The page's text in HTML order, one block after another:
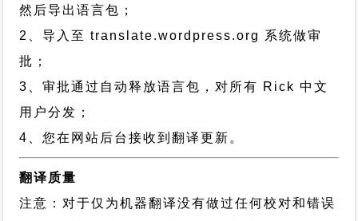
然后导出语言包；
2、导入至 translate.wordpress.org 系统做审
批；
3、审批通过自动释放语言包，对所有 Rick 中文
用户分发；
4、您在网站后台接收到翻译更新。
翻译质量
注意：对于仅为机器翻译没有做过任何校对和错误